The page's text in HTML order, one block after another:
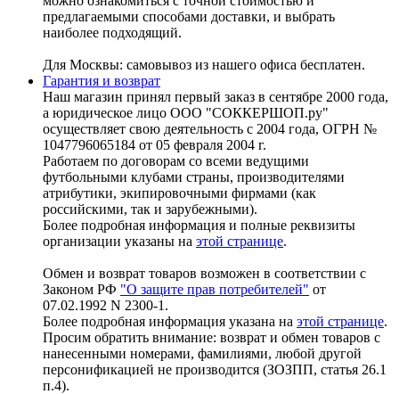
предлагаемыми способами доставки, и выбрать
наиболее подходящий.
Для Москвы: самовывоз из нашего офиса бесплатен.
Гарантия и возврат
Наш магазин принял первый заказ в сентябре 2000 года,
а юридическое лицо ООО "СОККЕРШОП.ру"
осуществляет свою деятельность с 2004 года, ОГРН №
1047796065184 от 05 февраля 2004 г.
Работаем по договорам со всеми ведущими
футбольными клубами страны, производителями
атрибутики, экипировочными фирмами (как
российскими, так и зарубежными).
Более подробная информация и полные реквизиты
организации указаны на этой странице.
Обмен и возврат товаров возможен в соответствии с
Законом РФ "О защите прав потребителей" от
07.02.1992 N 2300-1.
Более подробная информация указана на этой странице.
Просим обратить внимание: возврат и обмен товаров с
нанесенными номерами, фамилиями, любой другой
персонификацией не производится (ЗОЗПП, статья 26.1
п.4).